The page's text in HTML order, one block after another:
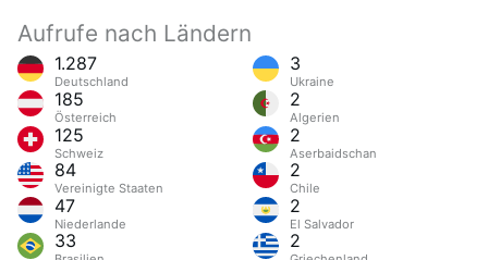
Aufrufe nach Ländern
1.287
Deutschland
185
Österreich
125
Schweiz
84
Vereinigte Staaten
47
Niederlande
33
3
Ukraine
2
Algerien
2
Aserbaidschan
2
Chile
2
El Salvador
2